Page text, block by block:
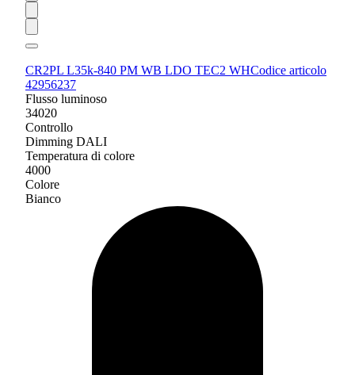
CR2PL L35k-840 PM WB LDO TEC2 WHCodice articolo
42956237
Flusso luminoso
34020
Controllo
Dimming DALI
Temperatura di colore
4000
Colore
Bianco